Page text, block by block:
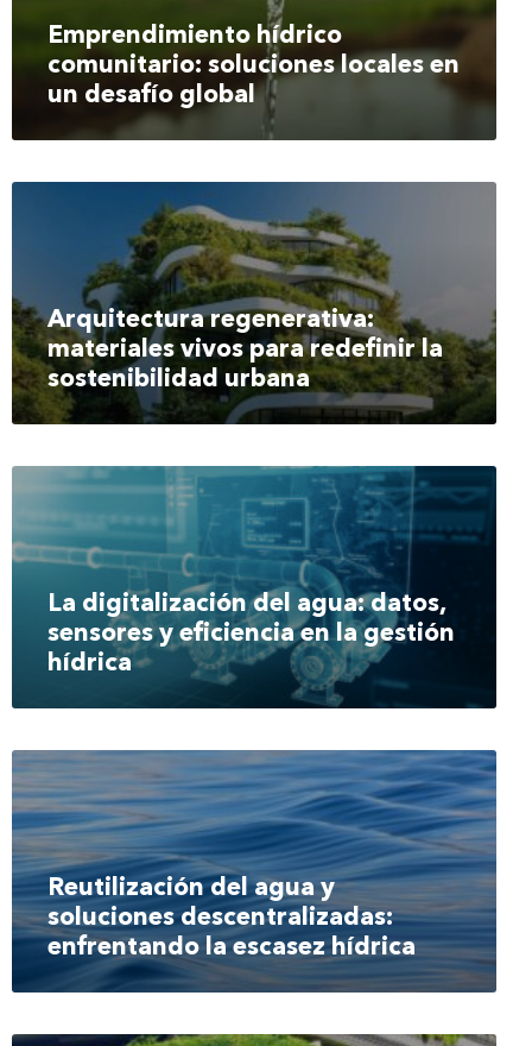
Emprendimiento hídrico
comunitario: soluciones locales en
un desafío global
Arquitectura regenerativa:
materiales vivos para redefinir la
sostenibilidad urbana
La digitalización del agua: datos,
sensores y eficiencia en la gestión
hídrica
Reutilización del agua y
soluciones descentralizadas:
enfrentando la escasez hídrica